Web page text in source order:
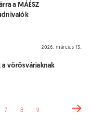
a MÁÉSZ
2026. március 13.
vörösváriaknak
7 8 9